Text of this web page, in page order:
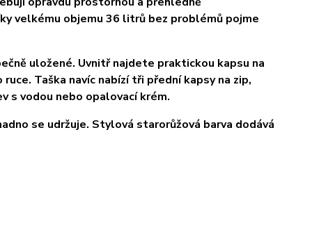
velkému objemu 36 litrů bez problémů pojme
uložené. Uvnitř najdete praktickou kapsu na
Taška navíc nabízí tři přední kapsy na zip,
s vodou nebo opalovací krém.
se udržuje. Stylová starorůžová barva dodává